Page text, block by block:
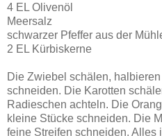
4 EL Olivenöl
Meersalz
schwarzer Pfeffer aus der
2 EL Kürbiskerne
Die Zwiebel schälen,
schneiden. Die Karotten
Radieschen achteln. Die
kleine Stücke schneiden. Die
feine Streifen schneiden. Alles